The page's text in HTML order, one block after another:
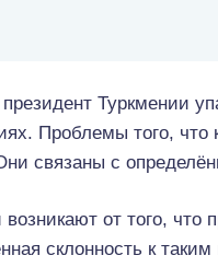
президент Туркмении
Проблемы того, что
связаны с
от того,
склонность к